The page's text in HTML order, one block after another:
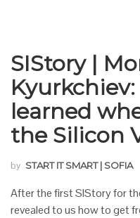
SIStory |
Kyurkchiev:
learned
the Silicon
by START IT SMART | SOFIA
After the first SIStory for
revealed to us how to get